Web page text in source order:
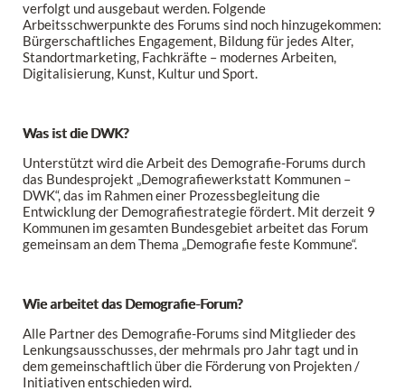
verfolgt und ausgebaut werden. Folgende
Arbeitsschwerpunkte des Forums sind noch hinzugekommen:
Bürgerschaftliches Engagement, Bildung für jedes Alter,
Standortmarketing, Fachkräfte – modernes Arbeiten,
Digitalisierung, Kunst, Kultur und Sport.
Was ist die DWK?
Unterstützt wird die Arbeit des Demografie-Forums durch
das Bundesprojekt „Demografiewerkstatt Kommunen –
DWK“, das im Rahmen einer Prozessbegleitung die
Entwicklung der Demografiestrategie fördert. Mit derzeit 9
Kommunen im gesamten Bundesgebiet arbeitet das Forum
gemeinsam an dem Thema „Demografie feste Kommune“.
Wie arbeitet das Demografie-Forum?
Alle Partner des Demografie-Forums sind Mitglieder des
Lenkungsausschusses, der mehrmals pro Jahr tagt und in
dem gemeinschaftlich über die Förderung von Projekten /
Initiativen entschieden wird.